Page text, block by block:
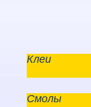
Клеи
Смолы